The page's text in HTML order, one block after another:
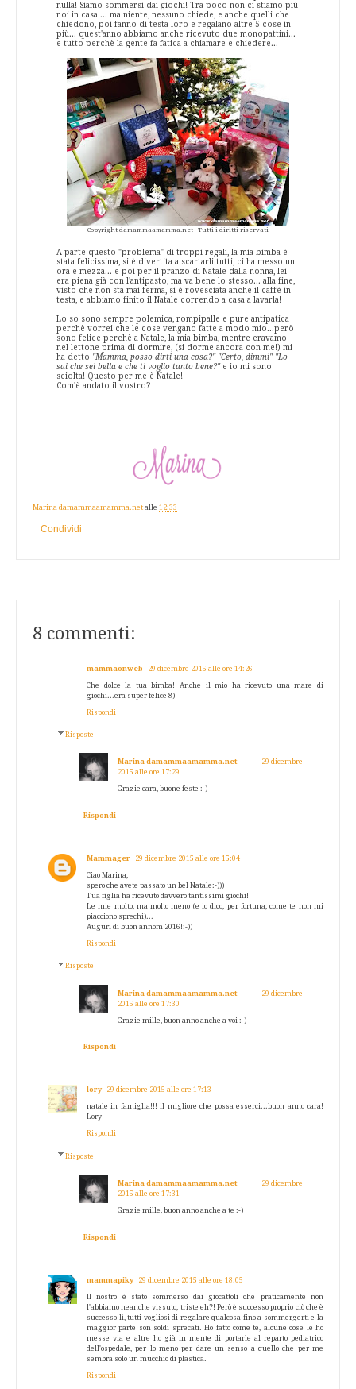
nulla! Siamo sommersi dai giochi! Tra poco non ci stiamo più
noi in casa ... ma niente, nessuno chiede, e anche quelli che
chiedono, poi fanno di testa loro e regalano altre 5 cose in
più... quest'anno abbiamo anche ricevuto due monopattini...
e tutto perchè la gente fa fatica a chiamare e chiedere...
Copyright damammaamamma.net - Tutti i diritti riservati
A parte questo "problema" di troppi regali, la mia bimba è
stata felicissima, si è divertita a scartarli tutti, ci ha messo un
ora e mezza... e poi per il pranzo di Natale dalla nonna, lei
era piena già con l'antipasto, ma va bene lo stesso... alla fine,
visto che non sta mai ferma, si è rovesciata anche il caffè in
testa, e abbiamo finito il Natale correndo a casa a lavarla!
Lo so sono sempre polemica, rompipalle e pure antipatica
perchè vorrei che le cose vengano fatte a modo mio...però
sono felice perchè a Natale, la mia bimba, mentre eravamo
nel lettone prima di dormire, (si dorme ancora con me!) mi
ha detto "Mamma, posso dirti una cosa?" "Certo, dimmi" "Lo
sai che sei bella e che ti voglio tanto bene?"e io mi sono
sciolta! Questo per me è Natale!
Com'è andato il vostro?
Marina damammaamamma.net alle 12:33
Condividi
8 commenti:
mammaonweb 29 dicembre 2015 alle ore 14:26
Che dolce la tua bimba! Anche il mio ha ricevuto una mare di
giochi...era super felice 8)
Rispondi
Risposte
Marina damammaamamma.net
29 dicembre
2015 alle ore 17:29
Grazie cara, buone feste :-)
Rispondi
Mammager 29 dicembre 2015 alle ore 15:04
Ciao Marina,
spero che avete passato un bel Natale:-)))
Tua figlia ha ricevuto davvero tantissimi giochi!
Le mie molto, ma molto meno (e io dico, per fortuna, come te non mi
piacciono sprechi)...
Auguri di buon annom 2016!:-))
Rispondi
Risposte
Marina damammaamamma.net
29 dicembre
2015 alle ore 17:30
Grazie mille, buon anno anche a voi :-)
Rispondi
lory 29 dicembre 2015 alle ore 17:13
natale in famiglia!!! il migliore che possa esserci...buon anno cara!
Lory
Rispondi
Risposte
Marina damammaamamma.net
29 dicembre
2015 alle ore 17:31
Grazie mille, buon anno anche a te :-)
Rispondi
mammapiky 29 dicembre 2015 alle ore 18:05
Il nostro è stato sommerso dai giocattoli che praticamente non
l'abbiamo neanche vissuto, triste eh?! Però è successo proprio ciò che è
successo lì, tutti vogliosi di regalare qualcosa fino a sommergerti e la
maggior parte son soldi sprecati. Ho fatto come te, alcune cose le ho
messe via e altre ho già in mente di portarle al reparto pediatrico
dell'ospedale, per lo meno per dare un senso a quello che per me
sembra solo un mucchio di plastica.
Rispondi